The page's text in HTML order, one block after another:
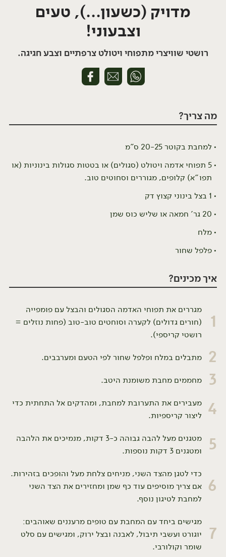
מדויק (כשעון...), טעים
וצבעוני!
רושטי שוויצרי מתפוחי ויטולט צרפתיים וצבע חגיגה.
מה צריך?
למחבת בקוטר 20-25 ס"מ
5 תפוחי אדמה ויטולט (סגולים) או בטטות סגולות בינוניות (או
תפו"א) קלופים, מגוררים וסחוטים טוב.
1 בצל בינוני קצוץ דק
20 גר' חמאה או שליש כוס שמן
מלח
פלפל שחור
איך מכינים?
1
מגררים את תפוחי האדמה הסגולים והבצל עם פומפייה
(חורים גדולים) לקערה וסוחטים טוב-טוב (פחות נוזלים =
רושטי קריספי).
2 מתבלים במלח ופלפל שחור לפי הטעם ומערבבים.
3 מחממים מחבת משומנת היטב.
4
מעבירים את התערובת למחבת, ומהדקים אל התחתית כדי
ליצור קריספיות.
5
מטגנים מעל להבה גבוהה כ-3 דקות, מנמיכים את הלהבה
ומטגנים 3 דקות נוספות.
6
כדי לטגן מהצד השני, מניחים צלחת מעל והופכים בזהירות.
אם צריך מוסיפים עוד כף שמן ומחזירים את הצד השני
למחבת לטיגון נוסף.
7
מגישים ביחד עם המחבת עם טופים מרעננים שאוהבים:
יוגורט ועשבי תיבול, לאבנה ובצל ירוק, ומגישים עם סלט
שומר וקולורבי.